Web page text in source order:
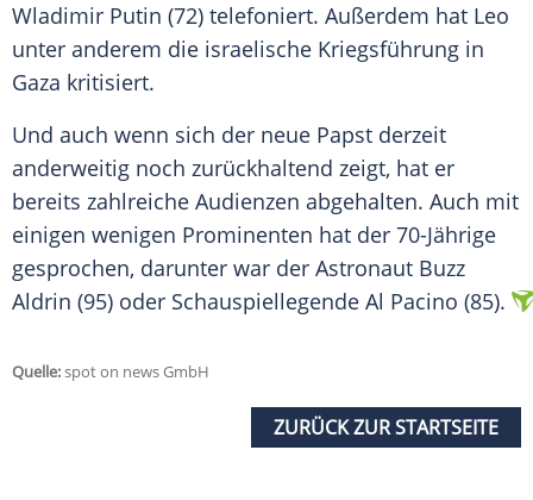
Wladimir Putin (72) telefoniert. Außerdem hat Leo
unter anderem die israelische Kriegsführung in
Gaza kritisiert.
Und auch wenn sich der neue Papst derzeit
anderweitig noch zurückhaltend zeigt, hat er
bereits zahlreiche Audienzen abgehalten. Auch mit
einigen wenigen Prominenten hat der 70-Jährige
gesprochen, darunter war der Astronaut Buzz
Aldrin (95) oder Schauspiellegende Al Pacino (85).
Quelle:spot on news GmbH
ZURÜCK ZUR STARTSEITE